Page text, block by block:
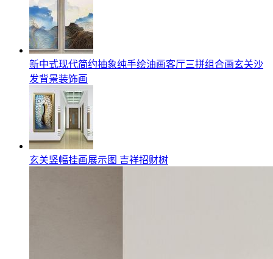
新中式现代简约抽象纯手绘油画客厅三拼组合画玄关沙
发背景装饰画
玄关竖幅挂画展示图 吉祥招财树